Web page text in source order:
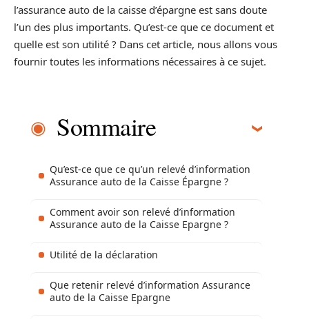
l’assurance auto de la caisse d’épargne est sans doute
l’un des plus importants. Qu’est-ce que ce document et
quelle est son utilité ? Dans cet article, nous allons vous
fournir toutes les informations nécessaires à ce sujet.
Sommaire
Qu’est-ce que ce qu’un relevé d’information
Assurance auto de la Caisse Épargne ?
Comment avoir son relevé d’information
Assurance auto de la Caisse Epargne ?
Utilité de la déclaration
Que retenir relevé d’information Assurance
auto de la Caisse Epargne